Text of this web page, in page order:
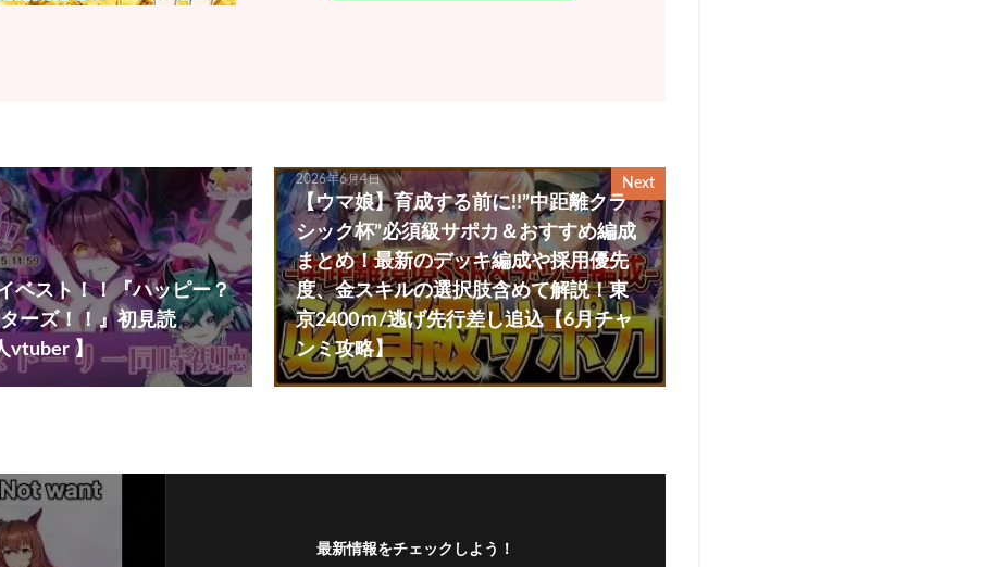
ベスト！！『ハッピー？
ーズ！！』初見読
vtuber 】
Next
2026年6月4日
【ウマ娘】育成する前に!!”中距離クラ
シック杯”必須級サポカ＆おすすめ編成
まとめ！最新のデッキ編成や採用優先
度、金スキルの選択肢含めて解説！東
京2400ｍ/逃げ先行差し追込【6月チャ
ンミ攻略】
最新情報をチェックしよう！